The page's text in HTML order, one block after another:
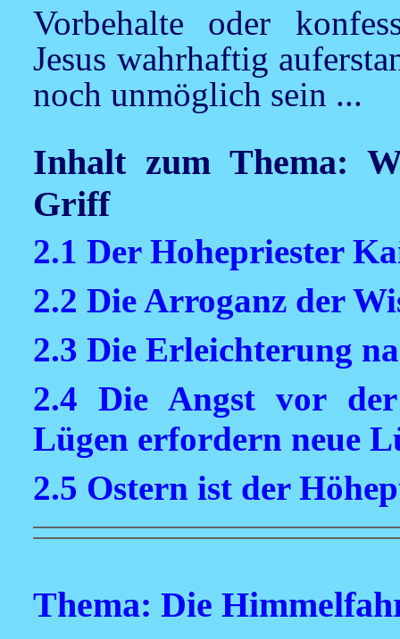
Vorbehalte oder
Jesus wahrhaftig
noch unmöglich sein ...
Inhalt zum Thema:
Griff
2.1 Der Hohepriester
2.2 Die Arroganz der
2.3 Die Erleichterung
2.4 Die Angst vor
Lügen erfordern neue
2.5 Ostern ist der
Thema: Die